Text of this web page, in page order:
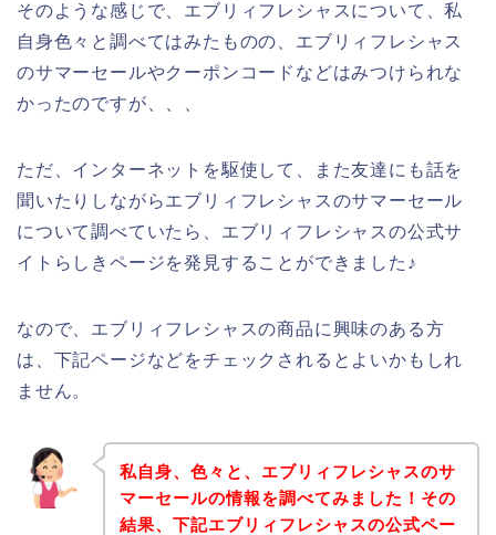
そのような感じで、エブリィフレシャスについて、私
自身色々と調べてはみたものの、エブリィフレシャス
のサマーセールやクーポンコードなどはみつけられな
かったのですが、、、
ただ、インターネットを駆使して、また友達にも話を
聞いたりしながらエブリィフレシャスのサマーセール
について調べていたら、エブリィフレシャスの公式サ
イトらしきページを発見することができました♪
なので、エブリィフレシャスの商品に興味のある方
は、下記ページなどをチェックされるとよいかもしれ
ません。
私自身、色々と、エブリィフレシャスのサ
マーセールの情報を調べてみました！その
結果、下記エブリィフレシャスの公式ペー